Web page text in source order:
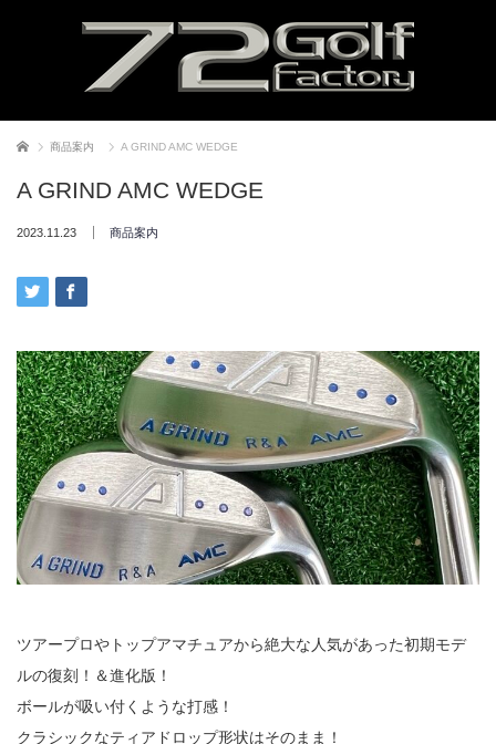
ホーム 商品案内 A GRIND AMC WEDGE
A GRIND AMC WEDGE
2023.11.23 商品案内
ツアープロやトップアマチュアから絶大な人気があった初期モデ
ルの復刻！＆進化版！
ボールが吸い付くような打感！
クラシックなティアドロップ形状はそのまま！